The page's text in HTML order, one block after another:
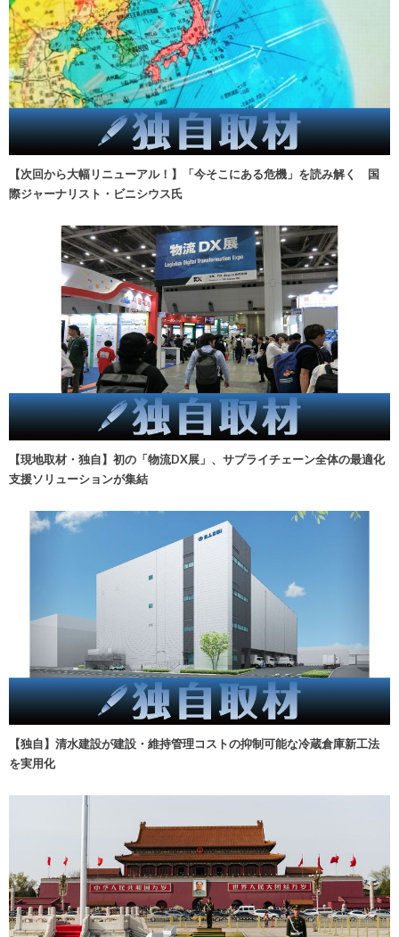
【次回から大幅リニューアル！】「今そこにある危機」を読み解く 国
際ジャーナリスト・ビニシウス氏
【現地取材・独自】初の「物流DX展」、サプライチェーン全体の最適化
支援ソリューションが集結
【独自】清水建設が建設・維持管理コストの抑制可能な冷蔵倉庫新工法
を実用化